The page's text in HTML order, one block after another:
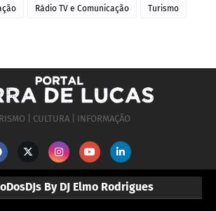
Rádio TV e Comunicação Turismo
| CULTURA | INFORMAÇÃO
By DJ Elmo Rodrigues